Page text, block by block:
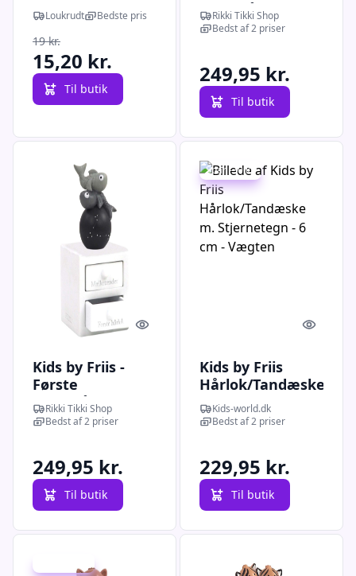
Loukrudt Bedste pris
19 kr.
15,20 kr.
Til butik
tand/hårlok,
vandmanden
Rikki Tikki Shop
Bedst af 2 priser
249,95 kr.
Til butik
Quick look
Kids by Friis -
Første
tand/hårlok,
fisken
Rikki Tikki Shop
Bedst af 2 priser
249,95 kr.
Til butik
Spar -30 kr.
Quick
Kids by Friis
Hårlok/Tandæske
m. Stjernetegn -
6 cm - Vægten
Kids-world.dk
Bedst af 2 priser
229,95 kr.
Til butik